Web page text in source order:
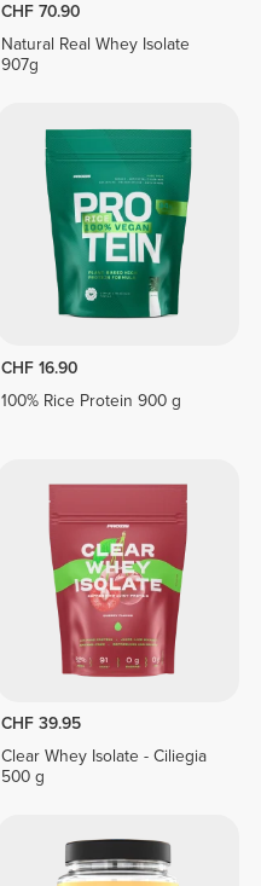
CHF 70.90
Natural Real Whey Isolate
907g
CHF 16.90
100% Rice Protein 900 g
CHF 39.95
Clear Whey Isolate - Ciliegia
500 g